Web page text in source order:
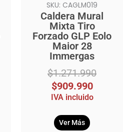
SKU: CAGLM019
Caldera Mural
Mixta Tiro
Forzado GLP Eolo
Maior 28
Immergas
$1.271.990
$909.990
IVA incluido
Ver Más